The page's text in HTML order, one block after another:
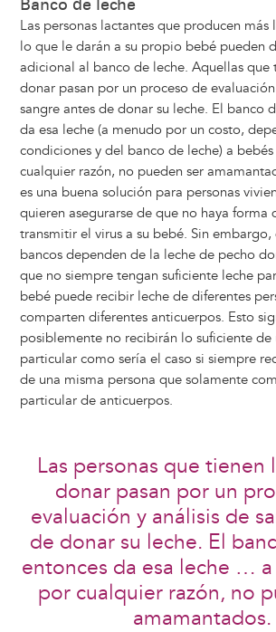
Banco de leche
Las personas lactantes que producen más
lo que le darán a su propio bebé pueden
adicional al banco de leche. Aquellas que
donar pasan por un proceso de
sangre antes de donar su leche. El banco
da esa leche (a menudo por un costo,
condiciones y del banco de leche) a
cualquier razón, no pueden ser
es una buena solución para personas
quieren asegurarse de que no haya forma
transmitir el virus a su bebé. Sin
bancos dependen de la leche de pecho
que no siempre tengan suficiente leche
bebé puede recibir leche de diferentes
comparten diferentes anticuerpos. Esto
posiblemente no recibirán lo suficiente de
particular como sería el caso si siempre
de una misma persona que solamente
particular de anticuerpos.
Las personas que tienen
donar pasan por un
evaluación y análisis de
de donar su leche. El
entonces da esa leche …
por cualquier razón, no
amamantados.